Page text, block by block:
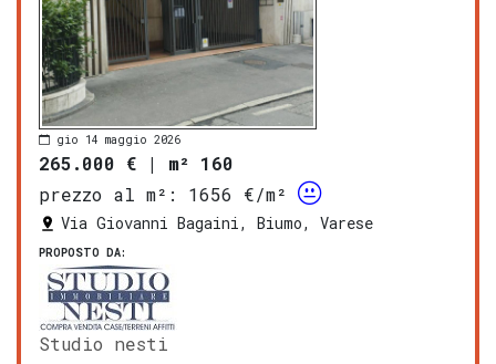
gio 14 maggio 2026
265.000 € | m² 160
prezzo al m²:
1656 €/m²
Via Giovanni Bagaini, Biumo, Varese
PROPOSTO DA:
Studio nesti